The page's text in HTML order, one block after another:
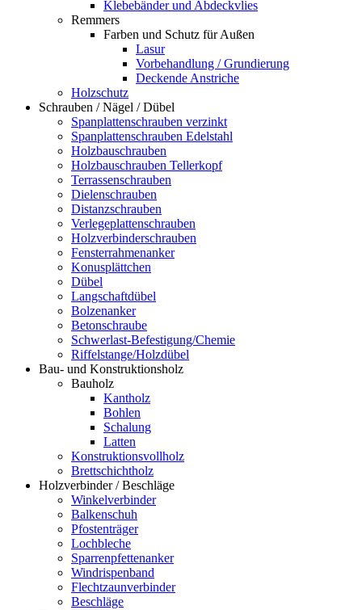
Klebebänder und Abdeckvlies
Remmers
Farben und Schutz für Außen
Lasur
Vorbehandlung / Grundierung
Deckende Anstriche
Holzschutz
Schrauben / Nägel / Dübel
Spanplattenschrauben verzinkt
Spanplattenschrauben Edelstahl
Holzbauschrauben
Holzbauschrauben Tellerkopf
Terrassenschrauben
Dielenschrauben
Distanzschrauben
Verlegeplattenschrauben
Holzverbinderschrauben
Fensterrahmenanker
Konusplättchen
Dübel
Langschaftdübel
Bolzenanker
Betonschraube
Schwerlast-Befestigung/Chemie
Riffelstange/Holzdübel
Bau- und Konstruktionsholz
Bauholz
Kantholz
Bohlen
Schalung
Latten
Konstruktionsvollholz
Brettschichtholz
Holzverbinder / Beschläge
Winkelverbinder
Balkenschuh
Pfostenträger
Lochbleche
Sparrenpfettenanker
Windrispenband
Flechtzaunverbinder
Beschläge